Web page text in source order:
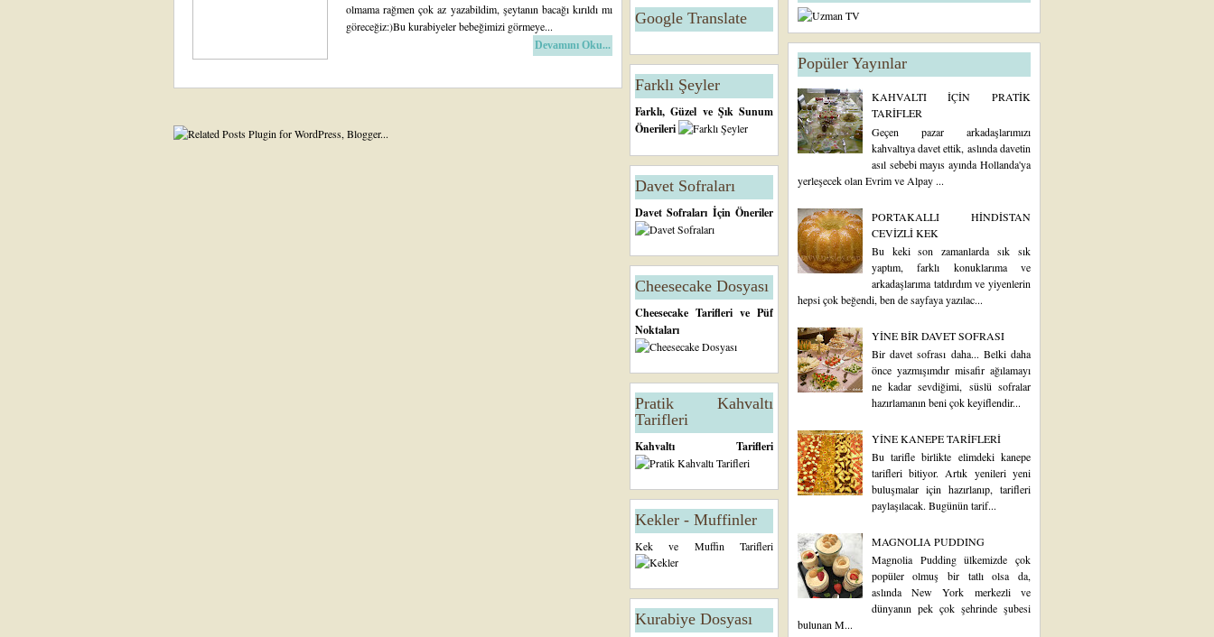
olmama rağmen çok az yazabildim, şeytanın bacağı kırıldı mı
göreceğiz:)Bu kurabiyeler bebeğimizi görmeye...
Devamını Oku...
Google Translate
Farklı Şeyler
Farklı, Güzel ve Şık Sunum
Önerileri
Davet Sofraları
Davet Sofraları İçin Öneriler
Cheesecake Dosyası
Cheesecake Tarifleri ve Püf
Noktaları
Pratik Kahvaltı
Tarifleri
Kahvaltı Tarifleri
Kekler - Muffinler
Kek ve Muffin Tarifleri
Kurabiye Dosyası
Popüler Yayınlar
KAHVALTI İÇİN PRATİK
TARİFLER
Geçen pazar arkadaşlarımızı
kahvaltıya davet ettik, aslında davetin
asıl sebebi mayıs ayında Hollanda'ya
yerleşecek olan Evrim ve Alpay ...
PORTAKALLI HİNDİSTAN
CEVİZLİ KEK
Bu keki son zamanlarda sık sık
yaptım, farklı konuklarıma ve
arkadaşlarıma tatdırdım ve yiyenlerin
hepsi çok beğendi, ben de sayfaya yazılac...
YİNE BİR DAVET SOFRASI
Bir davet sofrası daha... Belki daha
önce yazmışımdır misafir ağılamayı
ne kadar sevdiğimi, süslü sofralar
hazırlamanın beni çok keyiflendir...
YİNE KANEPE TARİFLERİ
Bu tarifle birlikte elimdeki kanepe
tarifleri bitiyor. Artık yenileri yeni
buluşmalar için hazırlanıp, tarifleri
paylaşılacak. Bugünün tarif...
MAGNOLIA PUDDING
Magnolia Pudding ülkemizde çok
popüler olmuş bir tatlı olsa da,
aslında New York merkezli ve
dünyanın pek çok şehrinde şubesi
bulunan M...